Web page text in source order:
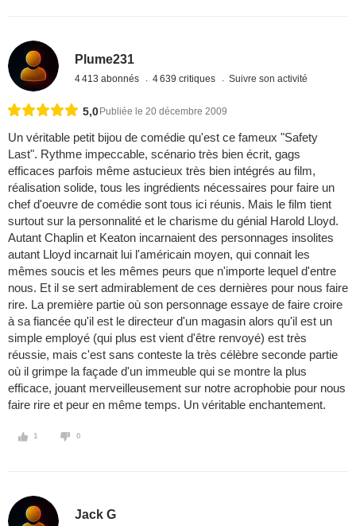
Plume231
4 413 abonnés 4 639 critiques Suivre son activité
5,0 Publiée le 20 décembre 2009
Un véritable petit bijou de comédie qu'est ce fameux "Safety
Last". Rythme impeccable, scénario très bien écrit, gags
efficaces parfois même astucieux très bien intégrés au film,
réalisation solide, tous les ingrédients nécessaires pour faire un
chef d'oeuvre de comédie sont tous ici réunis. Mais le film tient
surtout sur la personnalité et le charisme du génial Harold Lloyd.
Autant Chaplin et Keaton incarnaient des personnages insolites
autant Lloyd incarnait lui l'américain moyen, qui connait les
mêmes soucis et les mêmes peurs que n'importe lequel d'entre
nous. Et il se sert admirablement de ces dernières pour nous faire
rire. La première partie où son personnage essaye de faire croire
à sa fiancée qu'il est le directeur d'un magasin alors qu'il est un
simple employé (qui plus est vient d'être renvoyé) est très
réussie, mais c'est sans conteste la très célèbre seconde partie
où il grimpe la façade d'un immeuble qui se montre la plus
efficace, jouant merveilleusement sur notre acrophobie pour nous
faire rire et peur en même temps. Un véritable enchantement.
1 0
Jack G